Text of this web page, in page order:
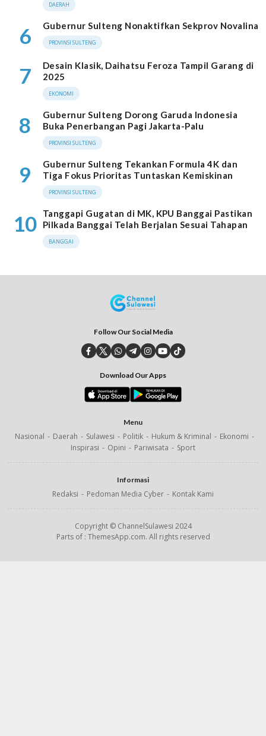
DAERAH
6 Gubernur Sulteng Nonaktifkan Sekprov Novalina
PROVINSI SULTENG
7
Desain Klasik, Daihatsu Feroza Tampil Garang di
2025
EKONOMI
8
Gubernur Sulteng Dorong Garuda Indonesia
Buka Penerbangan Pagi Jakarta-Palu
PROVINSI SULTENG
9
Gubernur Sulteng Tekankan Formula 4K dan
Tiga Fokus Prioritas Tuntaskan Kemiskinan
PROVINSI SULTENG
10
Tanggapi Gugatan di MK, KPU Banggai Pastikan
Pilkada Banggai Telah Berjalan Sesuai Tahapan
BANGGAI
Follow Our Social Media
Download Our Apps
Menu
Nasional Daerah Sulawesi Politik Hukum & Kriminal
Ekonomi
Inspirasi
Opini Pariwisata Sport
Informasi
Redaksi Pedoman Media Cyber Kontak Kami
Copyright © ChannelSulawesi 2024
Parts of : ThemesApp.com. All rights reserved